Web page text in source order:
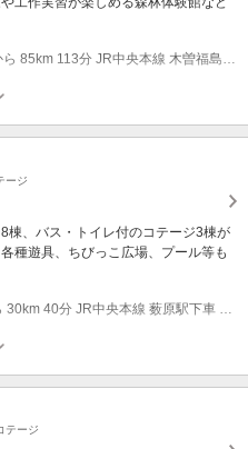
ージ
棟、バス・トイレ付のコテージ3棟が
種遊具、ちびっこ広場、プール等も
テージ